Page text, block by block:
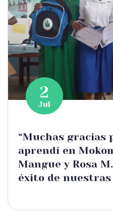
2
Jul
“Muchas gracias
aprendí en
Mangue y Rosa
éxito de nuestras